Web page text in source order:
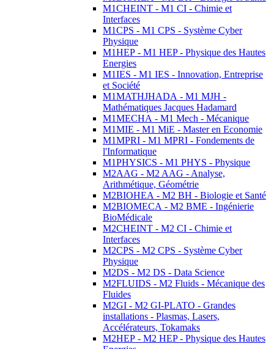
M1CHEINT - M1 CI - Chimie et
Interfaces
M1CPS - M1 CPS - Système Cyber
Physique
M1HEP - M1 HEP - Physique des Hautes
Energies
M1IES - M1 IES - Innovation, Entreprise
et Société
M1MATHJHADA - M1 MJH -
Mathématiques Jacques Hadamard
M1MECHA - M1 Mech - Mécanique
M1MIE - M1 MiE - Master en Economie
M1MPRI - M1 MPRI - Fondements de
l'Informatique
M1PHYSICS - M1 PHYS - Physique
M2AAG - M2 AAG - Analyse,
Arithmétique, Géométrie
M2BIOHEA - M2 BH - Biologie et Santé
M2BIOMECA - M2 BME - Ingénierie
BioMédicale
M2CHEINT - M2 CI - Chimie et
Interfaces
M2CPS - M2 CPS - Système Cyber
Physique
M2DS - M2 DS - Data Science
M2FLUIDS - M2 Fluids - Mécanique des
Fluides
M2GI - M2 GI-PLATO - Grandes
installations - Plasmas, Lasers,
Accélérateurs, Tokamaks
M2HEP - M2 HEP - Physique des Hautes